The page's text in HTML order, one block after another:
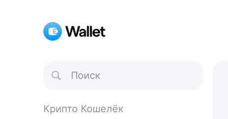
Toggle
Search
Крипто Кошелёк